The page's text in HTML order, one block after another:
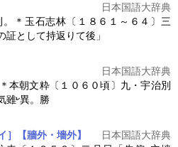
日本国語大辞典
。＊玉石志林〔１８６１～６４〕三
証として持返りて後」
日本国語大辞典
本朝文粋〔１０６０頃〕九・宇治別
雖 異。勝
］【牆外・墻外】
日本国語大辞典